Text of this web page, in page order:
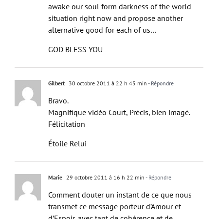
awake our soul form darkness of the world
situation right now and propose another
alternative good for each of us…
GOD BLESS YOU
Gilbert 30 octobre 2011 à 22 h 45 min - Répondre
Bravo.
Magnifique vidéo Court, Précis, bien imagé.
Félicitation
Étoile Relui
Marie 29 octobre 2011 à 16 h 22 min - Répondre
Comment douter un instant de ce que nous
transmet ce message porteur d’Amour et